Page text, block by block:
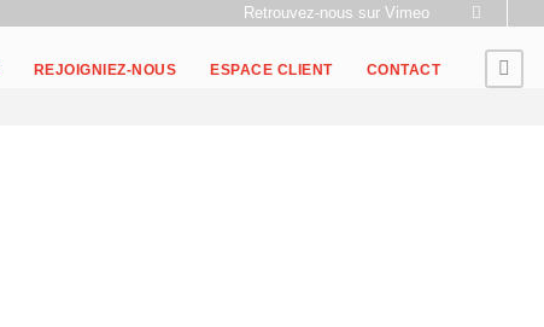
Retrouvez-nous sur Vimeo
REJOIGNIEZ-NOUS ESPACE CLIENT CONTACT